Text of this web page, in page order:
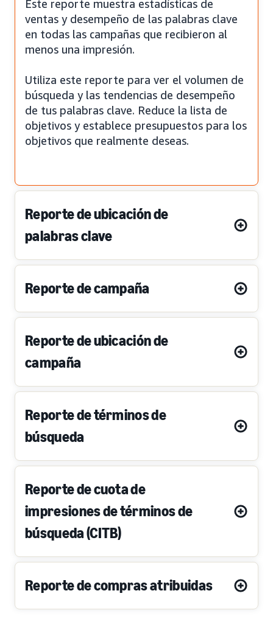
Este reporte muestra estadísticas de
ventas y desempeño de las palabras clave
en todas las campañas que recibieron al
menos una impresión.
Utiliza este reporte para ver el volumen de
búsqueda y las tendencias de desempeño
de tus palabras clave. Reduce la lista de
objetivos y establece presupuestos para los
objetivos que realmente deseas.
Reporte de ubicación de
palabras clave
Reporte de campaña
Reporte de ubicación de
campaña
Reporte de términos de
búsqueda
Reporte de cuota de
impresiones de términos de
búsqueda (CITB)
Reporte de compras atribuidas